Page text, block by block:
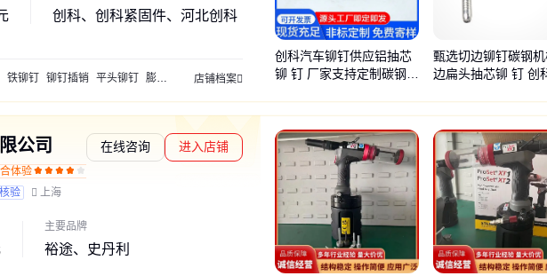
创科、创科紧固件、河北创科
铁铆钉 铆钉插销 平头铆钉 膨胀螺丝 国标销轴 异型销轴 氧化发黑 六角螺栓 螺栓螺丝 非标销轴 连轴螺栓
店铺档案
创科汽车铆钉供应铝抽芯
铆 钉 厂家支持定制碳钢非
甄选切边铆钉碳钢
边扁头抽芯铆 钉 创
公司
体验
在线咨询 进入店铺
验 上海
主要品牌
裕途、史丹利